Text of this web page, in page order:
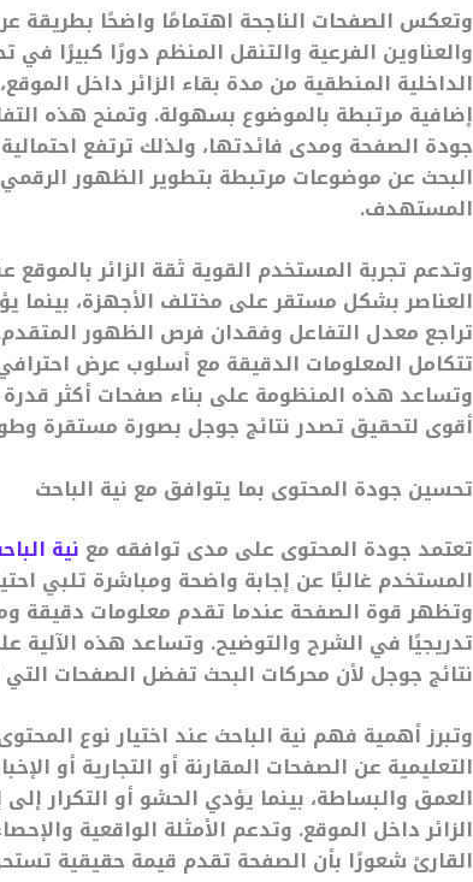
وتعكس الصفحات الناجحة اهتمامًا واضحًا بطريقة
والعناوين الفرعية والتنقل المنظم دورًا كبيرًا في
الداخلية المنطقية من مدة بقاء الزائر داخل
إضافية مرتبطة بالموضوع بسهولة. وتمنح هذه
جودة الصفحة ومدى فائدتها، ولذلك ترتفع
البحث عن موضوعات مرتبطة بتطوير الظهور
المستهدف.
وتدعم تجربة المستخدم القوية ثقة الزائر
العناصر بشكل مستقر على مختلف الأجهزة، بينما
تراجع معدل التفاعل وفقدان فرص الظهور
تتكامل المعلومات الدقيقة مع أسلوب عرض
وتساعد هذه المنظومة على بناء صفحات أكثر
أقوى لتحقيق تصدر نتائج جوجل بصورة مستقرة
تحسين جودة المحتوى بما يتوافق مع نية الباحث
تعتمد جودة المحتوى على مدى توافقه مع نية
المستخدم غالبًا عن إجابة واضحة ومباشرة تلبي
وتظهر قوة الصفحة عندما تقدم معلومات دقيقة
تدريجيًا في الشرح والتوضيح. وتساعد هذه الآلية
نتائج جوجل لأن محركات البحث تفضل الصفحات التي
وتبرز أهمية فهم نية الباحث عند اختيار نوع
التعليمية عن الصفحات المقارنة أو التجارية أو
العمق والبساطة، بينما يؤدي الحشو أو التكرار
الزائر داخل الموقع. وتدعم الأمثلة الواقعية
القارئ شعورًا بأن الصفحة تقدم قيمة حقيقية